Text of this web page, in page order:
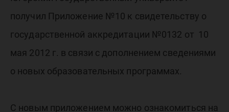
получил Приложение №10 к свидетельству о
государственной аккредитации №0132 от 10
мая 2012 г. в связи с дополнением сведениями
о новых образовательных программах.
С новым приложением можно ознакомиться на